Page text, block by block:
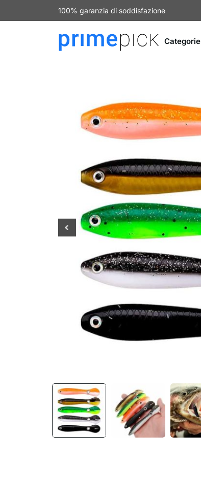
100% garanzia di soddisfazione
Categorie